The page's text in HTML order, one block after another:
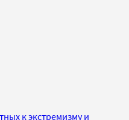
к экстремизму и